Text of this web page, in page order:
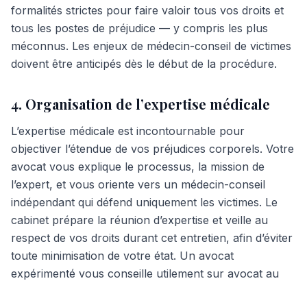
formalités strictes pour faire valoir tous vos droits et
tous les postes de préjudice — y compris les plus
méconnus. Les enjeux de médecin-conseil de victimes
doivent être anticipés dès le début de la procédure.
4. Organisation de l’expertise médicale
L’expertise médicale est incontournable pour
objectiver l’étendue de vos préjudices corporels. Votre
avocat vous explique le processus, la mission de
l’expert, et vous oriente vers un médecin-conseil
indépendant qui défend uniquement les victimes. Le
cabinet prépare la réunion d’expertise et veille au
respect de vos droits durant cet entretien, afin d’éviter
toute minimisation de votre état. Un avocat
expérimenté vous conseille utilement sur avocat au